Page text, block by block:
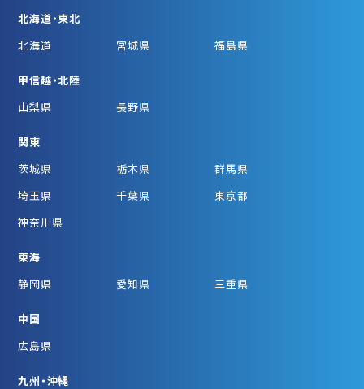
北海道・東北
北海道
宮城県 福島県
甲信越・北陸
山梨県
長野県
関東
茨城県
栃木県
群馬県
埼玉県
千葉県
東京都
神奈川県
東海
静岡県
愛知県 三重県
中国
広島県
九州・沖縄